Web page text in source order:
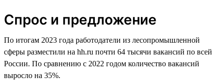
Спрос и предложение
По итогам 2023 года работодатели из лесопромышленной
сферы разместили на hh.ru почти 64 тысячи вакансий по всей
России. По сравнению с 2022 годом количество вакансий
выросло на 35%.